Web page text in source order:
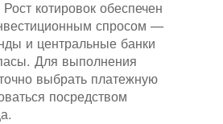
котировок обеспечен
спросом —
и центральные банки
Для выполнения
выбрать платежную
посредством